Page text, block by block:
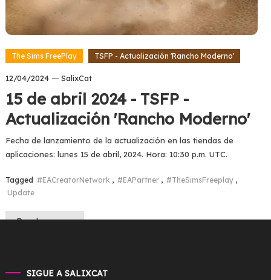
The Sims FreePlay TSFP - Actualización 'Rancho Moderno'
12/04/2024 SalixCat
15 de abril 2024 - TSFP -
Actualización 'Rancho Moderno'
Fecha de lanzamiento de la actualización en las tiendas de
aplicaciones: lunes 15 de abril, 2024. Hora: 10:30 p.m. UTC.
Tagged #EACreatorNetwork , #EAPartner , #TheSimsFreeplay ,
Update
Read more
SIGUE A SALIXCAT